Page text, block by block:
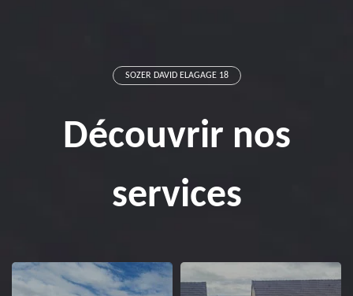
SOZER DAVID ELAGAGE 18
Découvrir nos
services